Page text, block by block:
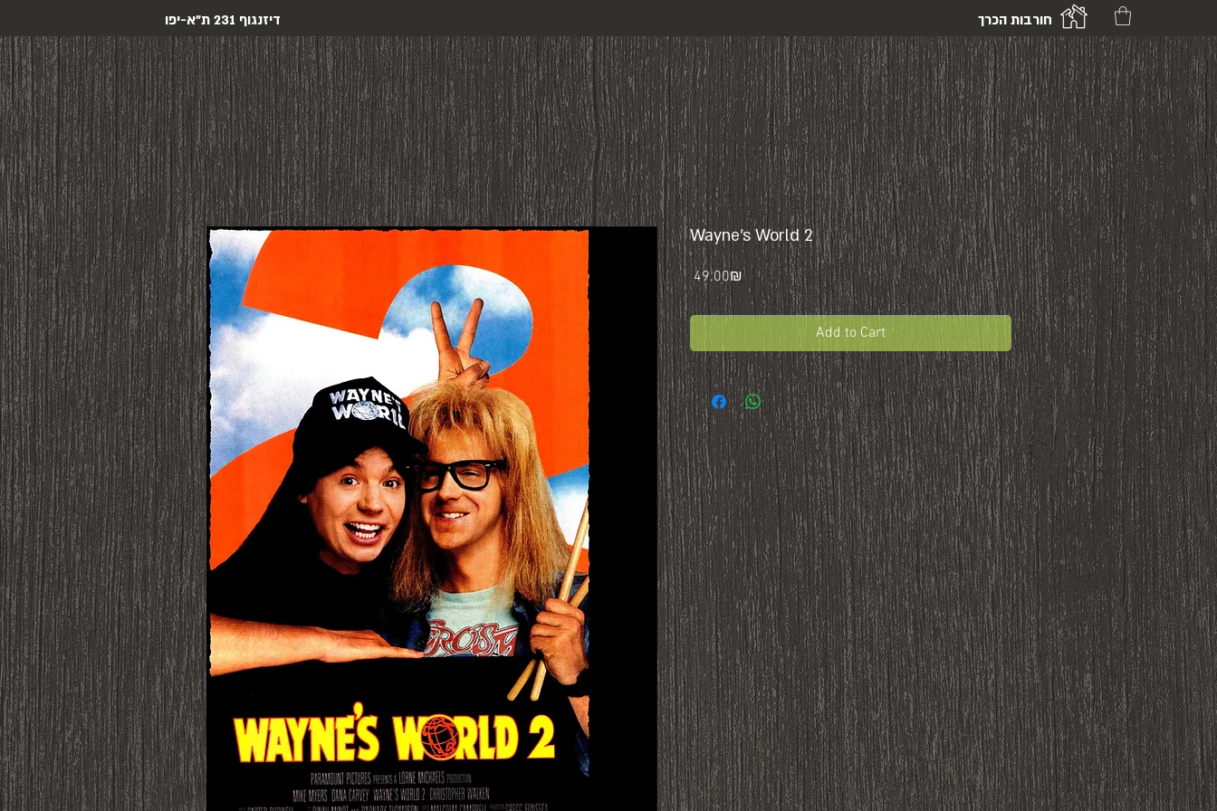
דיזנגוף 231 ת"א-יפו חורבות הכרך
Wayne's World 2
‏49.00 ‏₪Price
Add to Cart